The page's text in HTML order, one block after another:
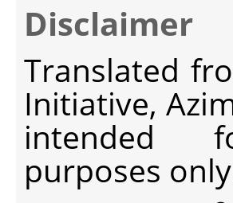
Disclaimer
Translated
Initiative,
intended
purposes